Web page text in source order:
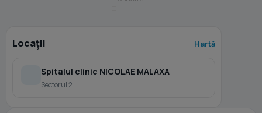
Locații Hartă
Spitalul clinic NICOLAE MALAXA
Sectorul 2